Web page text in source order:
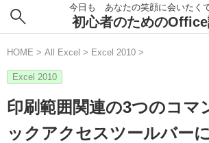
今日も あなたの笑顔に会いたく
初心者のための
HOME > All Excel > Excel 2010 >
Excel 2010
印刷範囲関連の3つのコマ
ックアクセスツールバー